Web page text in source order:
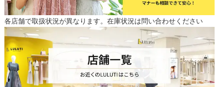
各店舗で取扱状況が異なります。在庫状況は問い合わせください